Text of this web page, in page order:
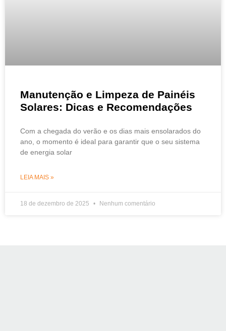
Manutenção e Limpeza de Painéis
Solares: Dicas e Recomendações
Com a chegada do verão e os dias mais ensolarados do
ano, o momento é ideal para garantir que o seu sistema
de energia solar
LEIA MAIS »
18 de dezembro de 2025 Nenhum comentário